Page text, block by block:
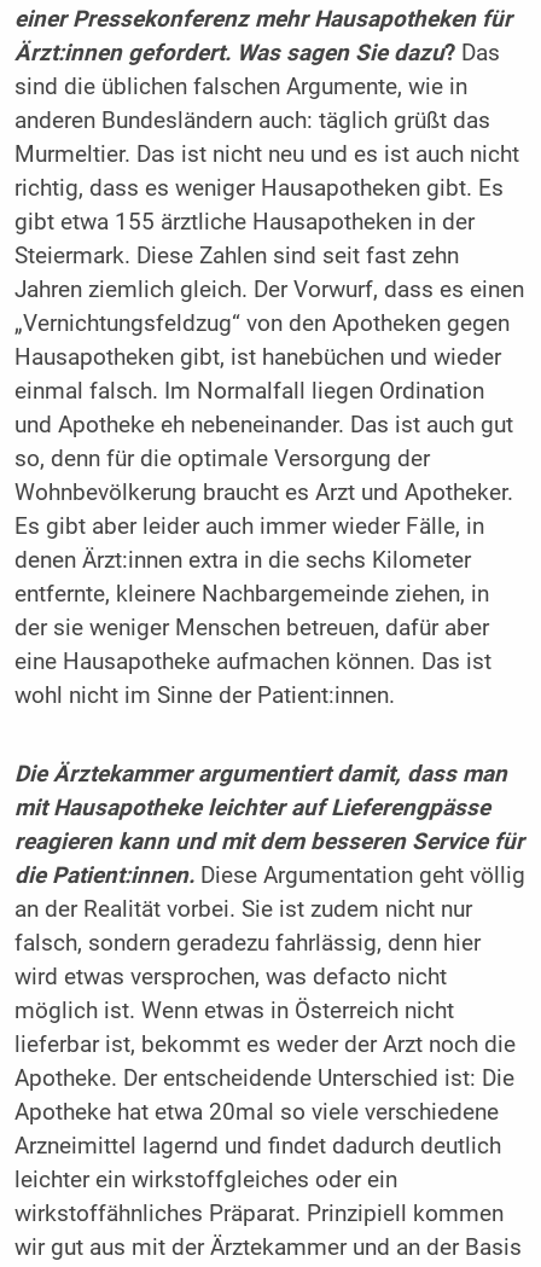
einer Pressekonferenz mehr Hausapotheken für
Ärzt:innen gefordert. Was sagen Sie dazu? Das
sind die üblichen falschen Argumente, wie in
anderen Bundesländern auch: täglich grüßt das
Murmeltier. Das ist nicht neu und es ist auch nicht
richtig, dass es weniger Hausapotheken gibt. Es
gibt etwa 155 ärztliche Hausapotheken in der
Steiermark. Diese Zahlen sind seit fast zehn
Jahren ziemlich gleich. Der Vorwurf, dass es einen
„Vernichtungsfeldzug“ von den Apotheken gegen
Hausapotheken gibt, ist hanebüchen und wieder
einmal falsch. Im Normalfall liegen Ordination
und Apotheke eh nebeneinander. Das ist auch gut
so, denn für die optimale Versorgung der
Wohnbevölkerung braucht es Arzt und Apotheker.
Es gibt aber leider auch immer wieder Fälle, in
denen Ärzt:innen extra in die sechs Kilometer
entfernte, kleinere Nachbargemeinde ziehen, in
der sie weniger Menschen betreuen, dafür aber
eine Hausapotheke aufmachen können. Das ist
wohl nicht im Sinne der Patient:innen.
Die Ärztekammer argumentiert damit, dass man
mit Hausapotheke leichter auf Lieferengpässe
reagieren kann und mit dem besseren Service für
die Patient:innen.Diese Argumentation geht völlig
an der Realität vorbei. Sie ist zudem nicht nur
falsch, sondern geradezu fahrlässig, denn hier
wird etwas versprochen, was defacto nicht
möglich ist. Wenn etwas in Österreich nicht
lieferbar ist, bekommt es weder der Arzt noch die
Apotheke. Der entscheidende Unterschied ist: Die
Apotheke hat etwa 20mal so viele verschiedene
Arzneimittel lagernd und findet dadurch deutlich
leichter ein wirkstoffgleiches oder ein
wirkstoffähnliches Präparat. Prinzipiell kommen
wir gut aus mit der Ärztekammer und an der Basis